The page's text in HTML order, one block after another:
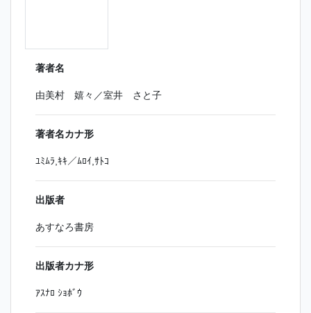
著者名
由美村 嬉々／室井 さと子
著者名カナ形
ﾕﾐﾑﾗ,ｷｷ／ﾑﾛｲ,ｻﾄｺ
出版者
あすなろ書房
出版者カナ形
ｱｽﾅﾛ ｼｮﾎﾞｳ